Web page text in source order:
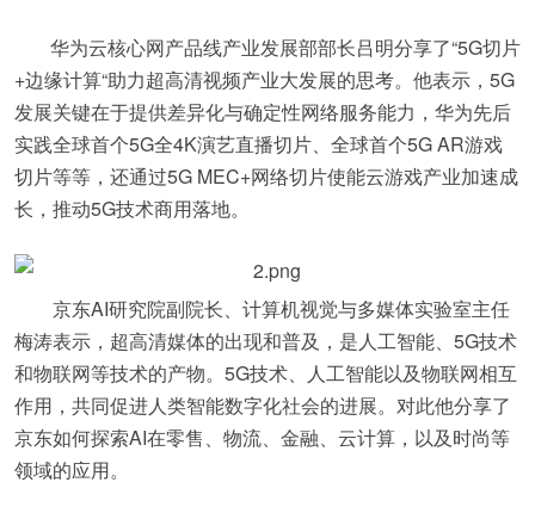
华为云核心网产品线产业发展部部长吕明分享了“5G切片
+边缘计算“助力超高清视频产业大发展的思考。他表示，5G
发展关键在于提供差异化与确定性网络服务能力，华为先后
实践全球首个5G全4K演艺直播切片、全球首个5G AR游戏
切片等等，还通过5G MEC+网络切片使能云游戏产业加速成
长，推动5G技术商用落地。
京东AI研究院副院长、计算机视觉与多媒体实验室主任
梅涛表示，超高清媒体的出现和普及，是人工智能、5G技术
和物联网等技术的产物。5G技术、人工智能以及物联网相互
作用，共同促进人类智能数字化社会的进展。对此他分享了
京东如何探索AI在零售、物流、金融、云计算，以及时尚等
领域的应用。